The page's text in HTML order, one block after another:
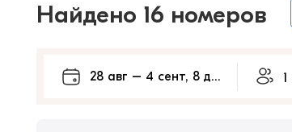
Найдено 16 номеров